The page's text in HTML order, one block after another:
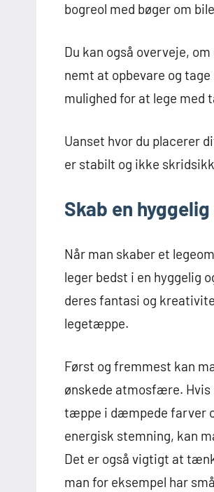
bogreol med bøger om
Du kan også overveje,
nemt at opbevare og
mulighed for at lege med
Uanset hvor du placerer
er stabilt og ikke
Skab en
Når man skaber et
leger bedst i en hyggelig
deres fantasi og
legetæppe.
Først og fremmest kan
ønskede atmosfære. Hvis
tæppe i dæmpede farver
energisk stemning, kan
Det er også vigtigt at
man for eksempel har